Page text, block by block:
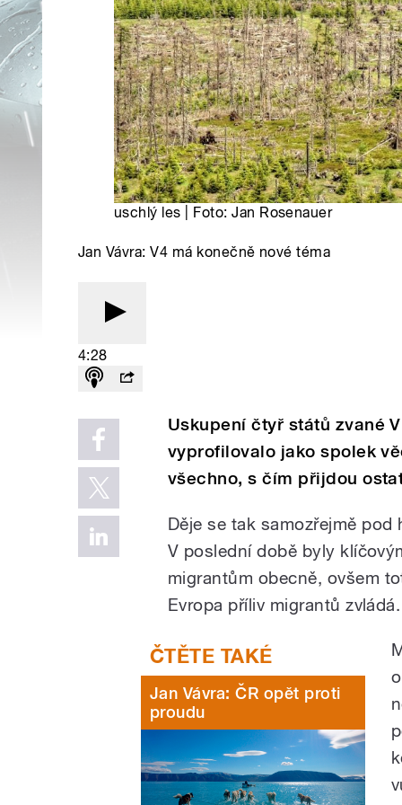
uschlý les | Foto: Jan Rosenauer
Jan Vávra: V4 má konečně nové téma
4:28
Uskupení čtyř států zvané
vyprofilovalo jako spolek
všechno, s čím přijdou
Děje se tak samozřejmě
V poslední době byly
migrantům obecně, ovšem
Evropa příliv migrantů zvládá.
Jan Vávra: ČR opět proti
proudu